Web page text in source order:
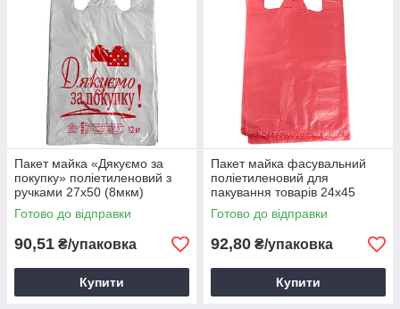
Пакет майка «Дякуємо за
покупку» поліетиленовий з
ручками 27х50 (8мкм)
(100шт/уп) для продуктів
Готово до відправки
90,51 ₴/упаковка
Купити
Пакет майка фасувальний
поліетиленовий для
пакування товарів 24х45
(15мкм) червоний (100шт/уп)
Готово до відправки
92,80 ₴/упаковка
Купити